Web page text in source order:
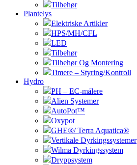
Tilbehør
Plantelys
Elektriske Artikler
HPS/MH/CFL
LED
Tilbehør
Tilbehør Og Montering
Timere – Styring/Kontroll
Hydro
PH – EC-målere
Alien Systemer
AutoPot™
Oxypot
GHE®/ Terra Aquatica®
Vertikale Dyrkingssystemer
Wilma Dyrkingssystem
Dryppsystem